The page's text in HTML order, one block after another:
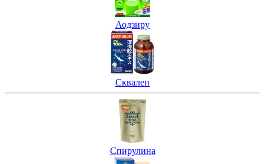
Аодзиру
Сквален
Спирулина